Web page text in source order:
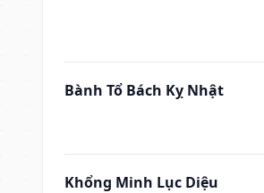
Bành Tổ Bách Kỵ Nhật
Khổng Minh Lục Diệu